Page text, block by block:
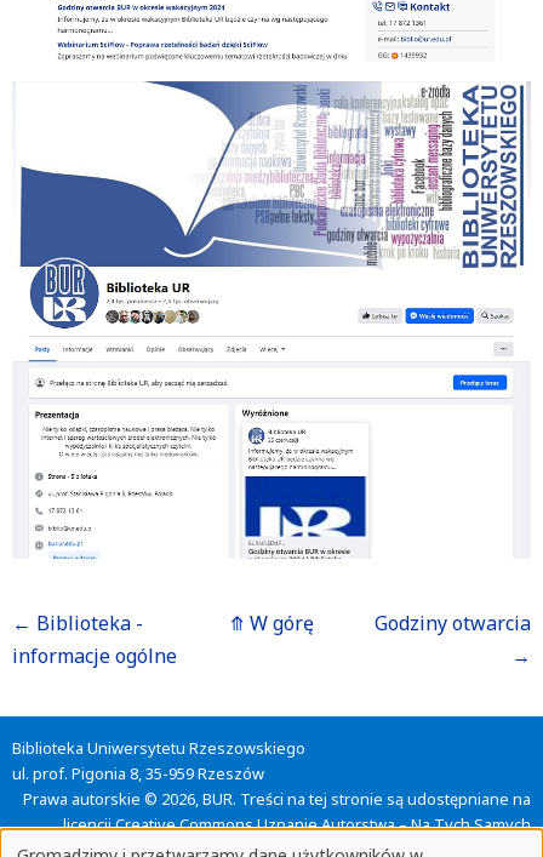
Odnośniki
nawigacji
książki
Szkolenie
biblioteczne
← Biblioteka -
informacje ogólne
⤊ W górę
Godziny otwarcia
→
Biblioteka Uniwersytetu Rzeszowskiego
ul. prof. Pigonia 8, 35-959 Rzeszów
Prawa autorskie © 2026, BUR. Treści na tej stronie są udostępniane na
licencjiCreative Commons Uznanie Autorstwa – Na Tych Samych